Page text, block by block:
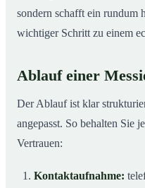
sondern schafft ein rundum
wichtiger Schritt zu einem
Ablauf einer
Der Ablauf ist klar
angepasst. So behalten Sie
Vertrauen:
Kontaktaufnahme: